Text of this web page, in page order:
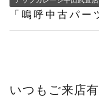
「嗚呼中古パー
いつもご来店